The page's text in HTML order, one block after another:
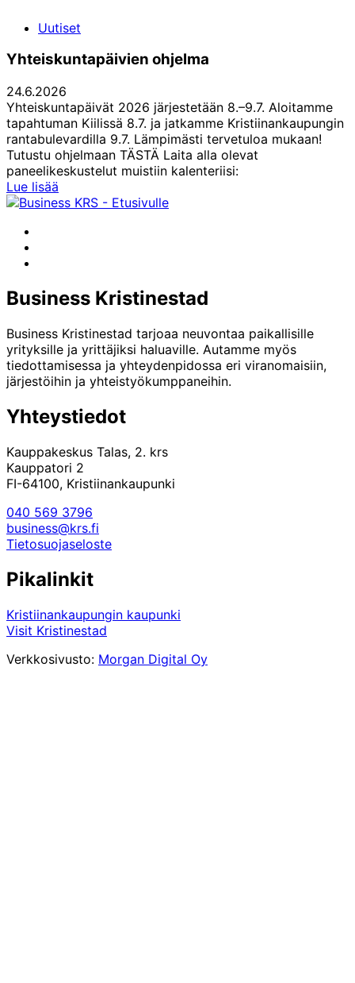
maaseudun
Uutiset
Yhteiskuntapäivien ohjelma
24.6.2026
Yhteiskuntapäivät 2026 järjestetään 8.–9.7. Aloitamme
tapahtuman Kiilissä 8.7. ja jatkamme Kristiinankaupungin
rantabulevardilla 9.7. Lämpimästi tervetuloa mukaan!
Tutustu ohjelmaan TÄSTÄ Laita alla olevat
paneelikeskustelut muistiin kalenteriisi:
Lue lisää
ohjelma
Business Kristinestad
Business Kristinestad tarjoaa neuvontaa paikallisille
yrityksille ja yrittäjiksi haluaville. Autamme myös
tiedottamisessa ja yhteydenpidossa eri viranomaisiin,
järjestöihin ja yhteistyökumppaneihin.
Yhteystiedot
Kauppakeskus Talas, 2. krs
Kauppatori 2
FI-64100, Kristiinankaupunki
040 569 3796
business@krs.fi
Tietosuojaseloste
Pikalinkit
Kristiinankaupungin kaupunki
Visit Kristinestad
Verkkosivusto: Morgan Digital Oy